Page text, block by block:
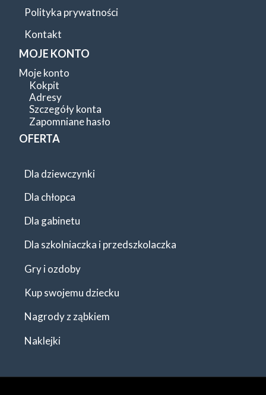
Polityka prywatności
Kontakt
MOJE KONTO
Moje konto
Kokpit
Adresy
Szczegóły konta
Zapomniane hasło
OFERTA
Dla dziewczynki
Dla chłopca
Dla gabinetu
Dla szkolniaczka i przedszkolaczka
Gry i ozdoby
Kup swojemu dziecku
Nagrody z ząbkiem
Naklejki